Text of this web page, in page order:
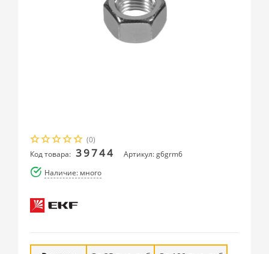
(0)
Код товара: 39744
Артикул: g6grm6
Наличие: много